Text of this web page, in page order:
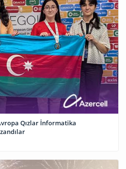
Qızlar İnformatika